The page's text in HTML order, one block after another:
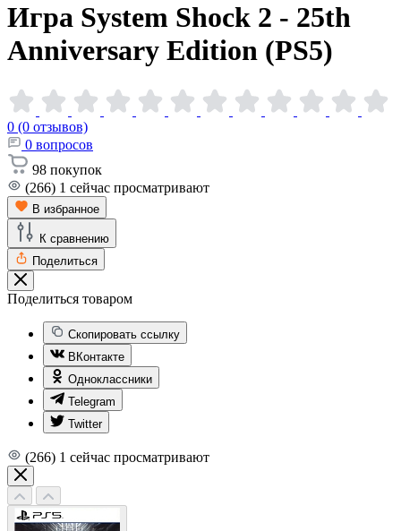
Игра System Shock 2 - 25th
Anniversary Edition (PS5)
0 (0 отзывов)
0 вопросов
98 покупок
(266) 1 сейчас просматривают
В избранное
К сравнению
Поделиться
Поделиться товаром
Скопировать ссылку
ВКонтакте
Одноклассники
Telegram
Twitter
(266) 1 сейчас просматривают